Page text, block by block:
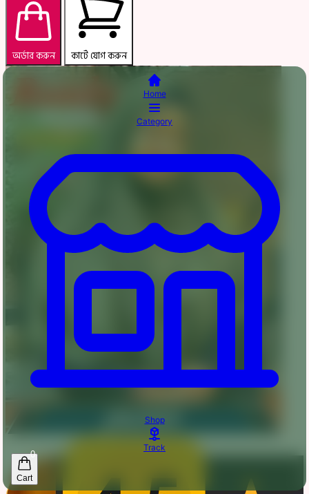
অর্ডার করুন কার্টে যোগ করুন
Home
Category
Shop
Track
0
Cart